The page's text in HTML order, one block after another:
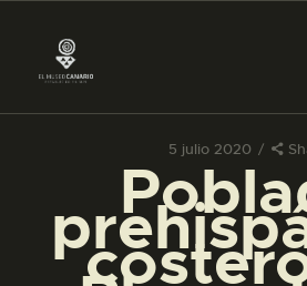
5 julio 2020
PREPARAR LA
ACTIVIDADES